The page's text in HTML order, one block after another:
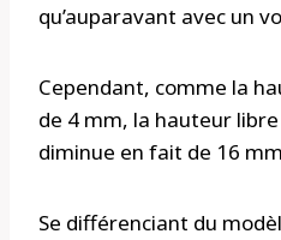
qu’auparavant avec un
Cependant, comme la
de 4 mm, la hauteur
diminue en fait de 16
Se différenciant du